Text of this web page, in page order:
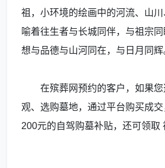
祖，小环境的绘画中的河流、山
喻着往生者与长城同伴，与祖宗
想与品德与山河同在，与日月同辉
在殡葬网预约的客户，如果
观、选购墓地，通过平台购买成
200元的自驾购墓补贴，还可领取